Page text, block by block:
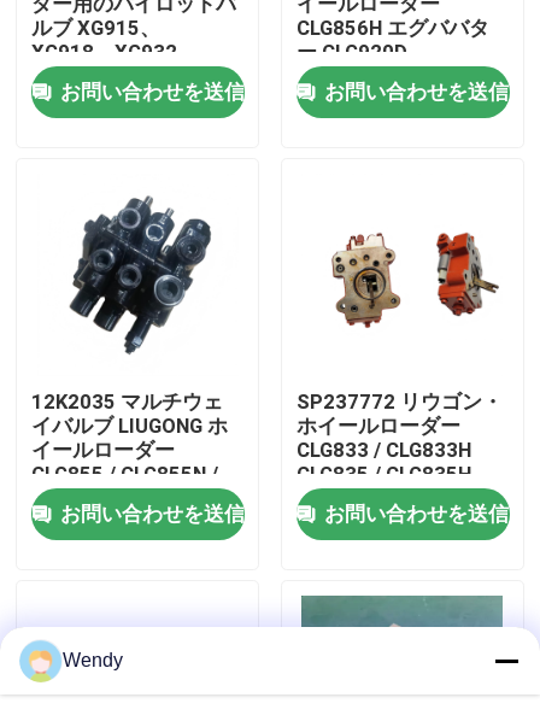
家
プロダクト
私達について
工場旅行
品質管理
私達に連絡しなさい
場合
ブログ
ルブ XG915、
XG918、XG932、
XG955、XG962、
XG982 部品
お問い合わせを送信
CLG856H エグババタ
ー CLG920D、
CLG922D、CLG925D
CLG933E、CLG936D、
CLG939Eのためのジョ
お問い合わせを送信
12K2035 マルチウェ
イバルブ LIUGONG ホ
イールローダー
CLG855 / CLG855N /
CLG855H CLG856 /
CLG856H CLG50CN /
CLG50C
お問い合わせを送信
SP237772 リウゴン・
ホイールローダー
CLG833 / CLG833H
CLG835 / CLG835H
CLG836 / CLG836H
ZL30E / ZL30Fのため
の制御バルブ組
お問い合わせを送信
Wendy